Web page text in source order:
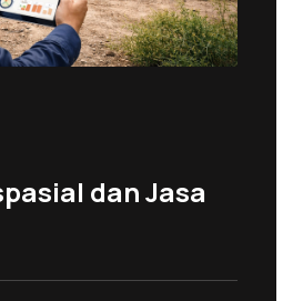
dan Jasa